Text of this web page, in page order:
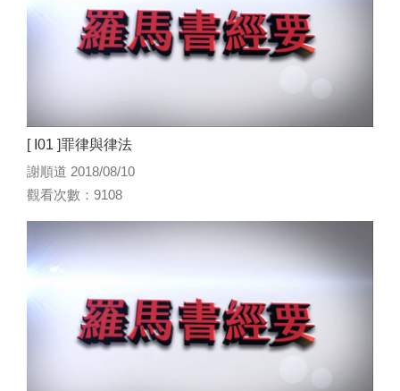
[ I01 ]罪律與律法
謝順道 2018/08/10
觀看次數：9108